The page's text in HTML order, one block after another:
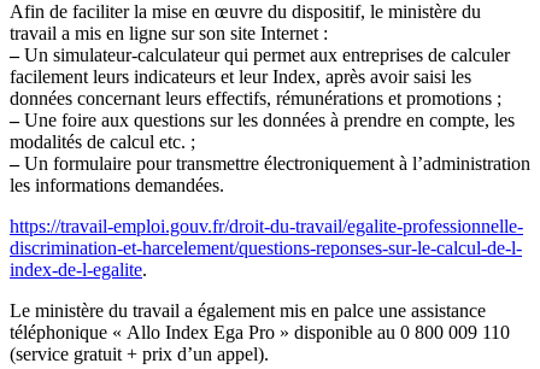
Afin de faciliter la mise en œuvre du dispositif, le ministère du
travail a mis en ligne sur son site Internet :
–Un simulateur-calculateur qui permet aux entreprises de calculer
facilement leurs indicateurs et leur Index, après avoir saisi les
données concernant leurs effectifs, rémunérations et promotions ;
–Une foire aux questions sur les données à prendre en compte, les
modalités de calcul etc. ;
–Un formulaire pour transmettre électroniquement à l’administration
les informations demandées.
https://travail-emploi.gouv.fr/droit-du-travail/egalite-professionnelle-
discrimination-et-harcelement/questions-reponses-sur-le-calcul-de-l-
index-de-l-egalite.
Le ministère du travail a également mis en palce une assistance
téléphonique « Allo Index Ega Pro » disponible au 0 800 009 110
(service gratuit + prix d’un appel).